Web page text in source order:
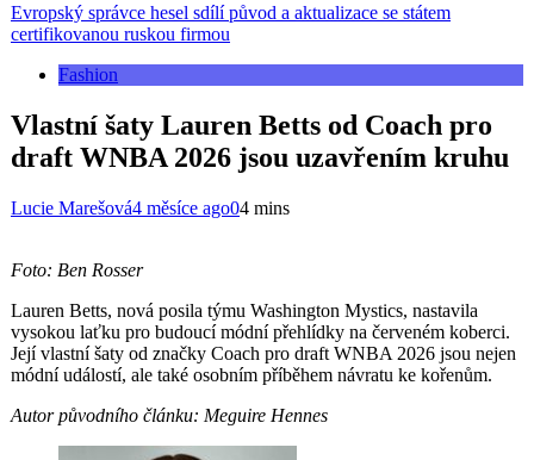
Evropský správce hesel sdílí původ a aktualizace se státem
certifikovanou ruskou firmou
Fashion
Vlastní šaty Lauren Betts od Coach pro
draft WNBA 2026 jsou uzavřením kruhu
Lucie Marešová4 měsíce ago04 mins
Foto: Ben Rosser
Lauren Betts, nová posila týmu Washington Mystics, nastavila
vysokou laťku pro budoucí módní přehlídky na červeném koberci.
Její vlastní šaty od značky Coach pro draft WNBA 2026 jsou nejen
módní událostí, ale také osobním příběhem návratu ke kořenům.
Autor původního článku: Meguire Hennes